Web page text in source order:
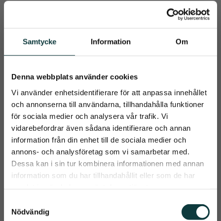
Samtycke Information Om
Denna webbplats använder cookies
Vi använder enhetsidentifierare för att anpassa innehållet
och annonserna till användarna, tillhandahålla funktioner
för sociala medier och analysera vår trafik. Vi
vidarebefordrar även sådana identifierare och annan
information från din enhet till de sociala medier och
annons- och analysföretag som vi samarbetar med.
Dessa kan i sin tur kombinera informationen med annan
information som du har tillhandahållit eller som de har
Nödvändig
extra stöd
569kr
Lägg till i önskelista
Seasonaze är ett värdefullt
näringsstöd för hästar som
visar tecken på
säsongsbetonad oro och
obehag kring huvudet
1 226kr
Lägg
LEOVET HAMBA-
HAMBA VET –
LEOVET HERBAL
FEED 800 GR
​HERBAL FEED – NATURLIGT
Prenumerera på Emmishopens
nyhetsbrev
Det allra senaste direkt i din inkorg